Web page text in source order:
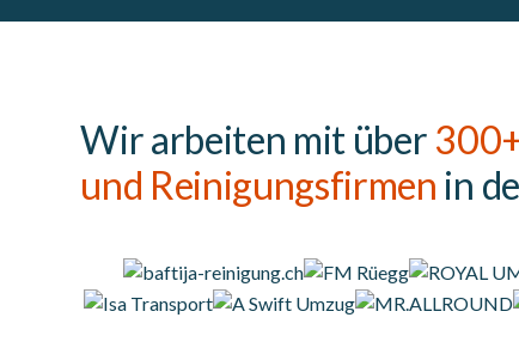
Wir arbeiten mit über
und Reinigungsfirmen in